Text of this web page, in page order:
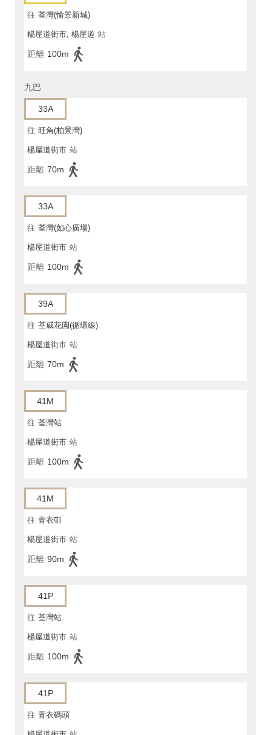
往 荃灣(愉景新城)
楊屋道街市, 楊屋道 站
距離 100m
九巴
33A
往 旺角(柏景灣)
楊屋道街市 站
距離 70m
33A
往 荃灣(如心廣場)
楊屋道街市 站
距離 100m
39A
往 荃威花園(循環線)
楊屋道街市 站
距離 70m
41M
往 荃灣站
楊屋道街市 站
距離 100m
41M
往 青衣邨
楊屋道街市 站
距離 90m
41P
往 荃灣站
楊屋道街市 站
距離 100m
41P
往 青衣碼頭